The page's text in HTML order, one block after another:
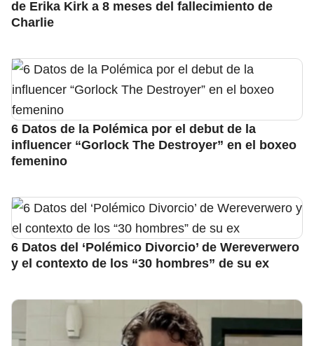
de Erika Kirk a 8 meses del fallecimiento de
Charlie
6 Datos de la Polémica por el debut de la
influencer “Gorlock The Destroyer” en el boxeo
femenino
6 Datos del ‘Polémico Divorcio’ de Wereverwero
y el contexto de los “30 hombres” de su ex